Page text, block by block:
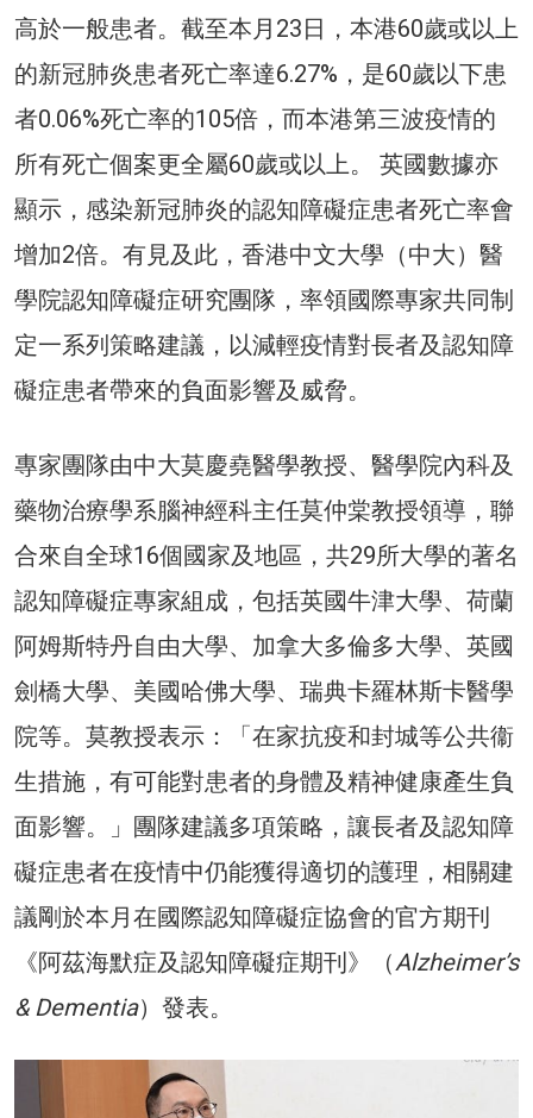
高於一般患者。截至本月23日，本港60歲或以上
的新冠肺炎患者死亡率達6.27%，是60歲以下患
者0.06%死亡率的105倍，而本港第三波疫情的
所有死亡個案更全屬60歲或以上。 英國數據亦
顯示，感染新冠肺炎的認知障礙症患者死亡率會
增加2倍。有見及此，香港中文大學（中大）醫
學院認知障礙症研究團隊，率領國際專家共同制
定一系列策略建議，以減輕疫情對長者及認知障
礙症患者帶來的負面影響及威脅。
專家團隊由中大莫慶堯醫學教授、醫學院內科及
藥物治療學系腦神經科主任莫仲棠教授領導，聯
合來自全球16個國家及地區，共29所大學的著名
認知障礙症專家組成，包括英國牛津大學、荷蘭
阿姆斯特丹自由大學、加拿大多倫多大學、英國
劍橋大學、美國哈佛大學、瑞典卡羅林斯卡醫學
院等。莫教授表示：「在家抗疫和封城等公共衞
生措施，有可能對患者的身體及精神健康產生負
面影響。」團隊建議多項策略，讓長者及認知障
礙症患者在疫情中仍能獲得適切的護理，相關建
議剛於本月在國際認知障礙症協會的官方期刊
《阿茲海默症及認知障礙症期刊》（Alzheimer’s
& Dementia）發表。